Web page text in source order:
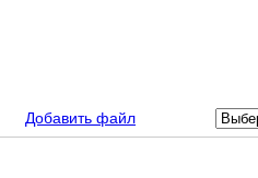
Добавить файл